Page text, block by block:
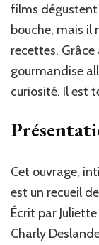
films dégustent
bouche, mais il
recettes.
gourmandise
curiosité. Il est
Cet ouvrage,
est un recueil
Écrit par
Charly